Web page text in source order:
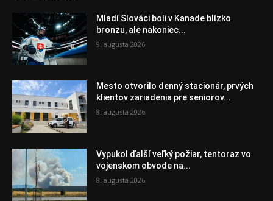
Mladí Slováci boli v Kanade blízko
bronzu, ale nakoniec...
9. augusta 2026
Mesto otvorilo denný stacionár, prvých
klientov zariadenia pre seniorov...
8. augusta 2026
Vypukol ďalší veľký požiar, tentoraz vo
vojenskom obvode na...
8. augusta 2026